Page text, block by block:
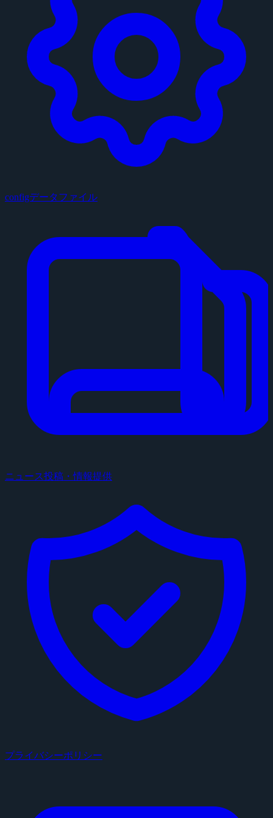
configデータファイル
ニュース投稿・情報提供
プライバシーポリシー